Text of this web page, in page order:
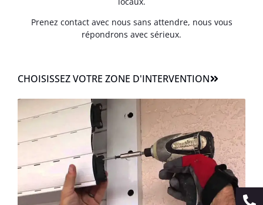
Prenez contact avec nous sans attendre, nous vous
répondrons avec sérieux.
CHOISISSEZ VOTRE ZONE D'INTERVENTION